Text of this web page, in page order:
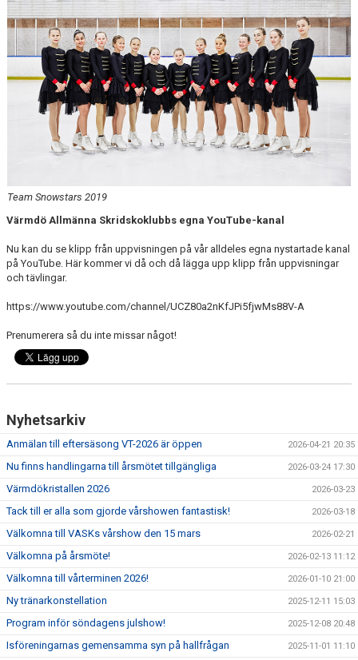
INFORMATION FÖR ÅKARE
VÅRA TRÄNARE
LÄGER
VASK KLÄDER
VÄRMDÖKRISTALLEN 2026
Team Snowstars 2019
Värmdö Allmänna Skridskoklubbs egna YouTube-kanal
Nu kan du se klipp från uppvisningen på vår alldeles egna nystartade kanal
på YouTube. Här kommer vi då och då lägga upp klipp från uppvisningar
och tävlingar.
https://www.youtube.com/channel/UCZ80a2nKfJPi5fjwMs88V-A
Prenumerera så du inte missar något!
Nyhetsarkiv
Anmälan till eftersäsong VT-2026 är öppen 2026-04-21 20:35
Nu finns handlingarna till årsmötet tillgängliga 2026-03-24 17:30
Värmdökristallen 2026 2026-03-23
Tack till er alla som gjorde vårshowen fantastisk! 2026-03-18
Välkomna till VASKs vårshow den 15 mars 2026-02-21
Välkomna på årsmöte! 2026-02-13 11:12
Välkomna till vårterminen 2026! 2026-01-10 21:00
Ny tränarkonstellation 2025-12-11 15:03
Program inför söndagens julshow! 2025-12-08 20:48
Isföreningarnas gemensamma syn på hallfrågan 2025-11-01 11:10